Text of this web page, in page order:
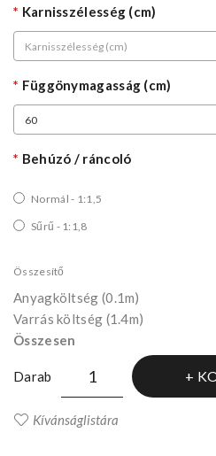
Karnisszélesség (cm)
Függönymagasság (cm)
Behúzó / ráncoló
Normál - 1:1,5
Sűrű - 1:1,8
Összesítő
Anyagköltség (0.1m)
Varrás költség (1.4m)
Összesen
Darab
Kívánságlistára